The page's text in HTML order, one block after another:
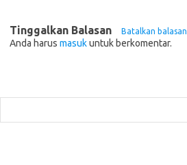
Tinggalkan Balasan Batalkan balasan
Anda harus masukuntuk berkomentar.